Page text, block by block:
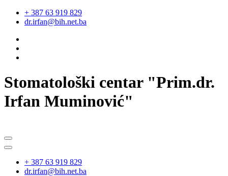
+ 387 63 919 829
dr.irfan@bih.net.ba
Stomatološki centar "Prim.dr.
Irfan Muminović"
+ 387 63 919 829
dr.irfan@bih.net.ba